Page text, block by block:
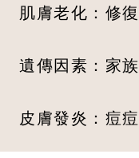
肌膚老化：修
遺傳因素：家
皮膚發炎：痘